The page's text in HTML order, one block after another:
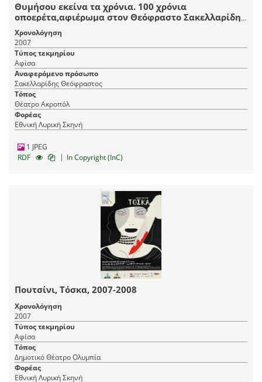
Θυμήσου εκείνα τα χρόνια. 100 χρόνια
οποερέτα,αφιέρωμα στον Θεόφραστο Σακελλαρίδη,
2007-2008
Χρονολόγηση
2007
Τύπος τεκμηρίου
Αφίσα
Αναφερόμενο πρόσωπο
Σακελλαρίδης Θεόφραστος
Τόπος
Θέατρο Ακροπόλ
Φορέας
Εθνική Λυρική Σκηνή
1 JPEG
RDF
| In Copyright (InC)
Πουτσίνι, Τόσκα, 2007-2008
Χρονολόγηση
2007
Τύπος τεκμηρίου
Αφίσα
Τόπος
Δημοτικό Θέατρο Ολυμπία
Φορέας
Εθνική Λυρική Σκηνή